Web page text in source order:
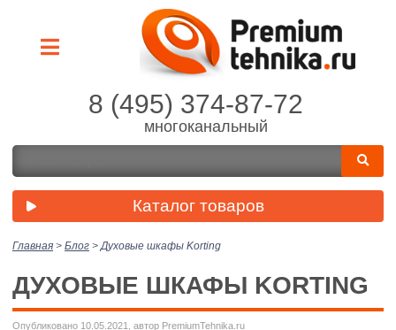
8 (495) 374-87-72
многоканальный
Каталог товаров
Главная > Блог >Духовые шкафы Korting
ДУХОВЫЕ ШКАФЫ KORTING
Опубликовано 10.05.2021, автор PremiumTehnika.ru